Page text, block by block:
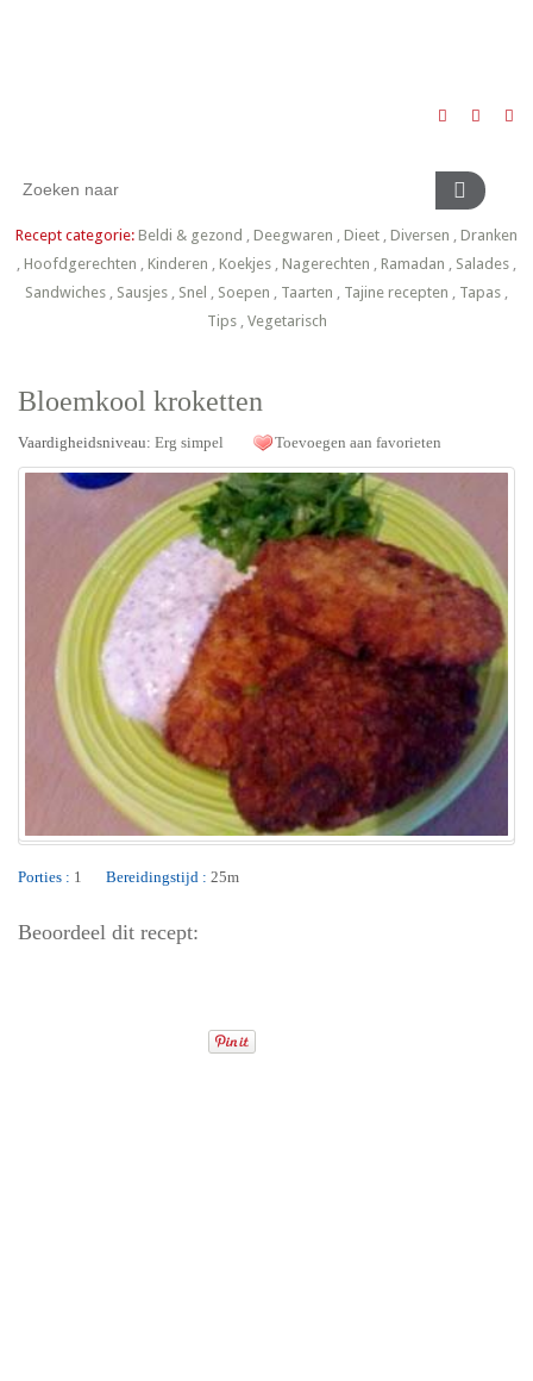
Recept categorie: Beldi & gezond , Deegwaren , Dieet , Diversen , Dranken
, Hoofdgerechten , Kinderen , Koekjes , Nagerechten , Ramadan , Salades ,
Sandwiches , Sausjes , Snel , Soepen , Taarten , Tajine recepten , Tapas ,
Tips, Vegetarisch
Bloemkool kroketten
Vaardigheidsniveau:Erg simpel Toevoegen aan favorieten
Porties : 1 Bereidingstijd : 25m
Beoordeel dit recept: